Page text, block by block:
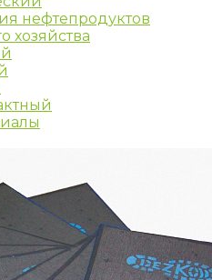
нефтепродуктов
хозяйства